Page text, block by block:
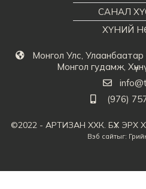
Монгол Улс,
Монгол гудамж,
(976)
САНАЛ
ХҮНИЙ
©2022 - АРТИЗАН ХХК. БҮХ
Вэб сайтыг: